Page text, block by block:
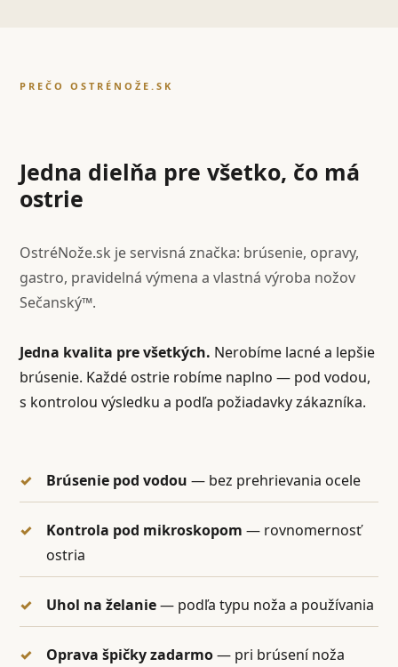
PREČO OSTRÉNOŽE.SK
Jedna dielňa pre všetko, čo má
ostrie
OstréNože.sk je servisná značka: brúsenie, opravy,
gastro, pravidelná výmena a vlastná výroba nožov
Sečanský™.
Jedna kvalita pre všetkých. Nerobíme lacné a lepšie
brúsenie. Každé ostrie robíme naplno — pod vodou,
s kontrolou výsledku a podľa požiadavky zákazníka.
Brúsenie pod vodou — bez prehrievania ocele
Kontrola pod mikroskopom — rovnomernosť
ostria
Uhol na želanie— podľa typu noža a používania
Oprava špičky zadarmo— pri brúsení noža